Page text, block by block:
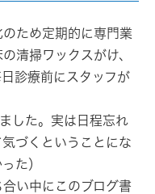
ため定期的に専門業
清掃ワックスがけ、
診療前にスタッフが
した。実は日程忘れ
づくということにな
た）
い中にこのブログ書